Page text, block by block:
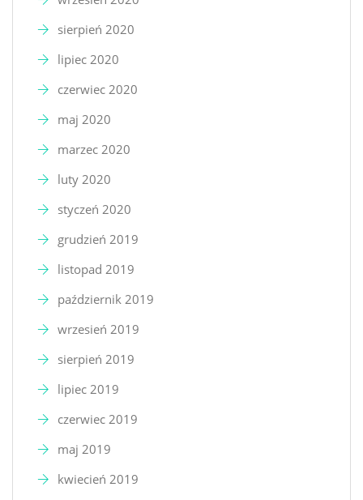
sierpień 2020
lipiec 2020
czerwiec 2020
maj 2020
marzec 2020
luty 2020
styczeń 2020
grudzień 2019
listopad 2019
październik 2019
wrzesień 2019
sierpień 2019
lipiec 2019
czerwiec 2019
maj 2019
kwiecień 2019